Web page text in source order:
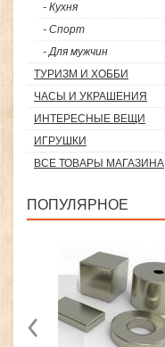
- Кухня
- Спорт
- Для мужчин
ТУРИЗМ И ХОББИ
ЧАСЫ И УКРАШЕНИЯ
ИНТЕРЕСНЫЕ ВЕЩИ
ИГРУШКИ
ВСЕ ТОВАРЫ МАГАЗИНА
ПОПУЛЯРНОЕ